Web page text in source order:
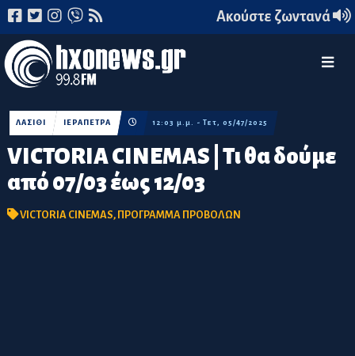
Ακούστε ζωντανά
VICTORIA CINEMAS | Τι θα δούμε
από 07/03 έως 12/03
ΛΑΣΙΘΙ ΙΕΡΑΠΕΤΡΑ 12:03 μ.μ. - Τετ, 05/47/2025
VICTORIA CINEMAS, ΠΡΟΓΡΑΜΜΑ ΠΡΟΒΟΛΩΝ